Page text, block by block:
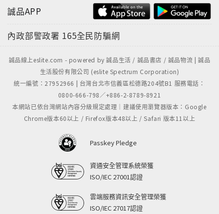
誠品APP
內政部警政署 165全民防騙網
誠品線上eslite.com - powered by 誠品生活 / 誠品書店 / 誠品物流 | 誠品
生活股份有限公司 (eslite Spectrum Corporation)
統一編號：27952966 | 台灣台北市信義區松德路204號B1 服務電話：
0800-666-798／+886-2-8789-8921
本網站已依台灣網站內容分級規定處理｜建議使用瀏覽器版本：Google
Chrome版本60以上 / Firefox版本48以上 / Safari 版本11以上
Passkey Pledge
資通安全管理系統榮獲
ISO/IEC 27001認證
雲端服務資訊安全管理榮獲
ISO/IEC 27017認證